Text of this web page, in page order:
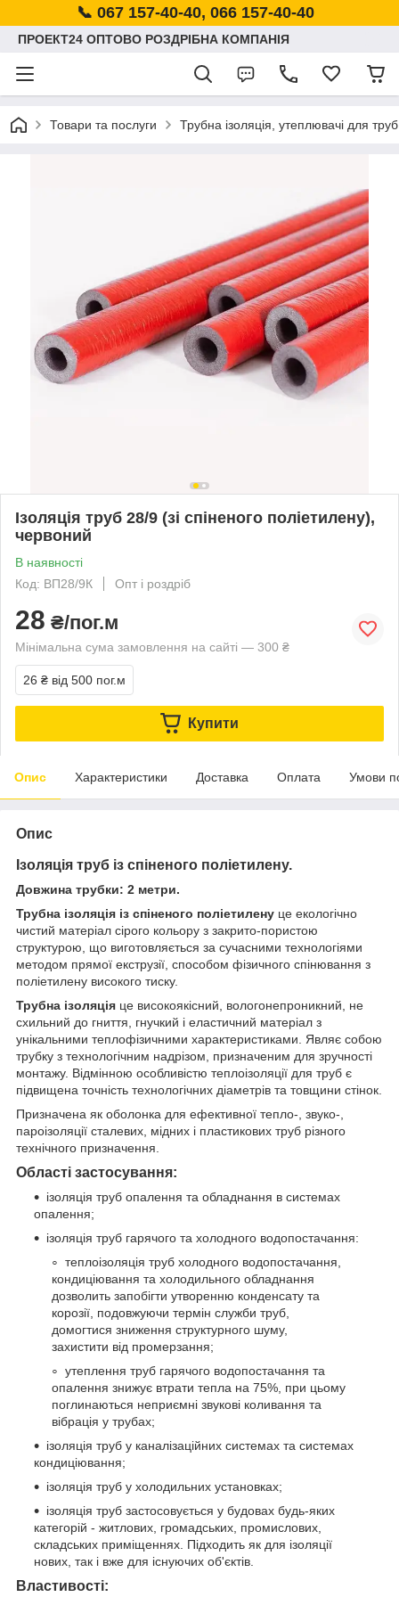
📞 067 157-40-40, 066 157-40-40
ПРОЕКТ24 ОПТОВО РОЗДРІБНА КОМПАНІЯ
Товари та послуги Трубна ізоляція, утеплювачі для труб
Ізоляція труб 28/9 (зі спіненого поліетилену),
червоний
В наявності
Код: ВП28/9К
Опт і роздріб
28 ₴/пог.м
Мінімальна сума замовлення на сайті — 300 ₴
26 ₴ від 500 пог.м
Купити
Опис Характеристики Доставка Оплата Умови
Опис
Ізоляція труб із спіненого поліетилену.
Довжина трубки: 2 метри.
Трубна ізоляція із спіненого поліетилену це екологічно
чистий матеріал сірого кольору з закрито-пористою
структурою, що виготовляється за сучасними технологіями
методом прямої екструзії, способом фізичного спінювання з
поліетилену високого тиску.
Трубна ізоляція це високоякісний, вологонепроникний, не
схильний до гниття, гнучкий і еластичний матеріал з
унікальними теплофізичними характеристиками. Являє собою
трубку з технологічним надрізом, призначеним для зручності
монтажу. Відмінною особливістю теплоізоляції для труб є
підвищена точність технологічних діаметрів та товщини стінок.
Призначена як оболонка для ефективної тепло-, звуко-,
пароізоляції сталевих, мідних і пластикових труб різного
технічного призначення.
Області застосування:
ізоляція труб опалення та обладнання в системах
опалення;
ізоляція труб гарячого та холодного водопостачання:
теплоізоляція труб холодного водопостачання,
кондиціювання та холодильного обладнання
дозволить запобігти утворенню конденсату та
корозії, подовжуючи термін служби труб,
домогтися зниження структурного шуму,
захистити від промерзання;
утеплення труб гарячого водопостачання та
опалення знижує втрати тепла на 75%, при цьому
поглинаються неприємні звукові коливання та
вібрація у трубах;
ізоляція труб у каналізаційних системах та системах
кондиціювання;
ізоляція труб у холодильних установках;
ізоляція труб застосовується у будовах будь-яких
категорій - житлових, громадських, промислових,
складських приміщеннях. Підходить як для ізоляції
нових, так і вже для існуючих об'єктів.
Властивості: